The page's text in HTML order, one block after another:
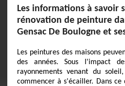
Les informations à savoir
rénovation de peinture
Gensac De Boulogne et
Les peintures des maisons
des années. Sous l'impact
rayonnements venant du
commencer à s'écailler. Dans ce